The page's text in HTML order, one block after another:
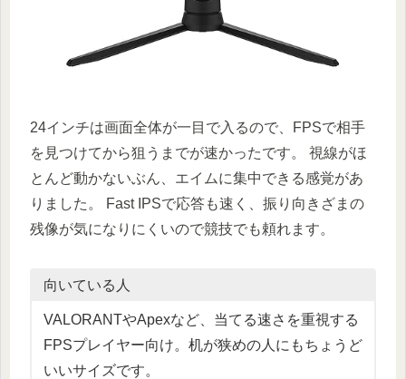
24インチは画面全体が一目で入るので、FPSで相手
を見つけてから狙うまでが速かったです。 視線がほ
とんど動かないぶん、エイムに集中できる感覚があ
りました。 Fast IPSで応答も速く、振り向きざまの
残像が気になりにくいので競技でも頼れます。
向いている人
VALORANTやApexなど、当てる速さを重視する
FPSプレイヤー向け。机が狭めの人にもちょうど
いいサイズです。